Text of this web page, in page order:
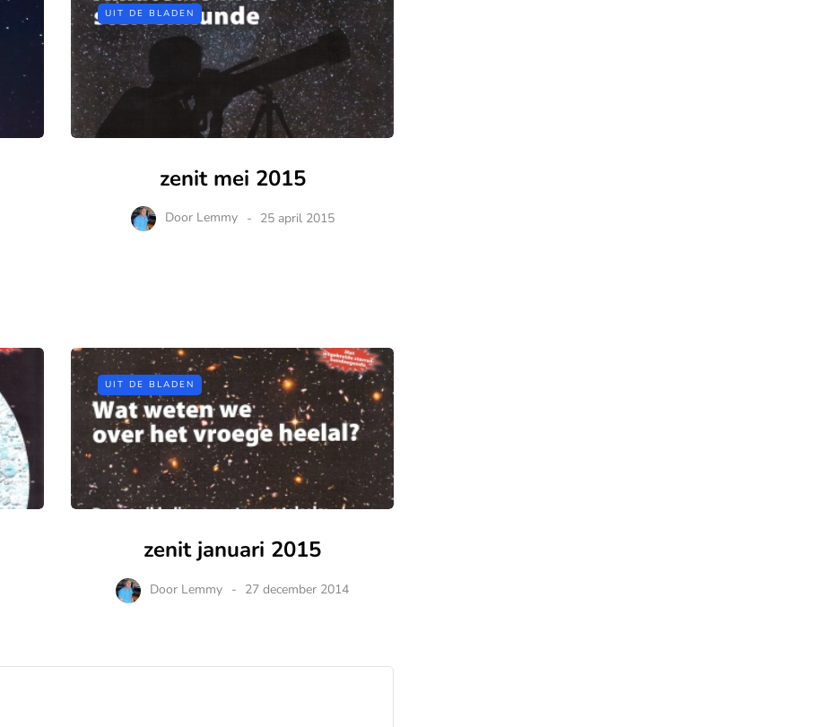
UIT DE BLADEN
zenit mei 2015
Door Lemmy 25 april 2015
UIT DE BLADEN
zenit januari 2015
Door Lemmy 27 december 2014